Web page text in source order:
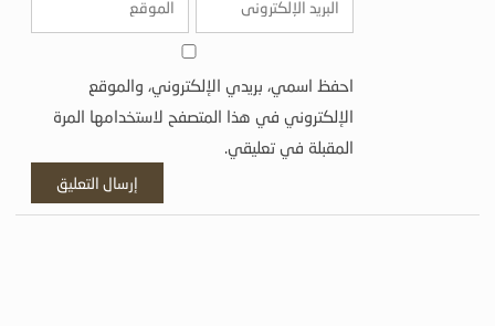
احفظ اسمي، بريدي الإلكتروني، والموقع
الإلكتروني في هذا المتصفح لاستخدامها المرة
المقبلة في تعليقي.